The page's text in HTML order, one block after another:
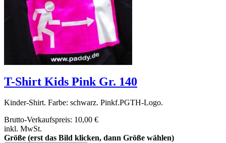
T-Shirt Kids Pink Gr. 140
Kinder-Shirt. Farbe: schwarz. Pinkf.PGTH-Logo.
Brutto-Verkaufspreis: 10,00 €
inkl. MwSt.
Größe (erst das Bild klicken, dann Größe wählen)